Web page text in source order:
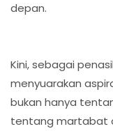
depan.
Kini, sebagai
menyuarakan
bukan hanya
tentang martabat